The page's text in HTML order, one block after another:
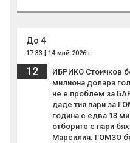
До 4
17:33 | 14 май 2026 г.
12
ИБРИКО Стоичков
милиона долара
не е проблем за
даде тия пари за
година с едва 13
отборите с пари
Марсилия. ГОМЗО